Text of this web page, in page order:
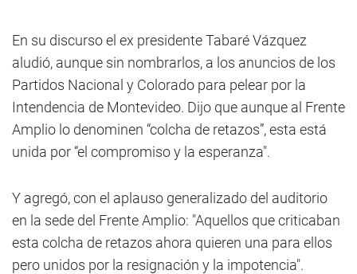
En su discurso el ex presidente Tabaré Vázquez
aludió, aunque sin nombrarlos, a los anuncios de los
Partidos Nacional y Colorado para pelear por la
Intendencia de Montevideo. Dijo que aunque al Frente
Amplio lo denominen “colcha de retazos”, esta está
unida por “el compromiso y la esperanza".
Y agregó, con el aplauso generalizado del auditorio
en la sede del Frente Amplio: "Aquellos que criticaban
esta colcha de retazos ahora quieren una para ellos
pero unidos por la resignación y la impotencia".